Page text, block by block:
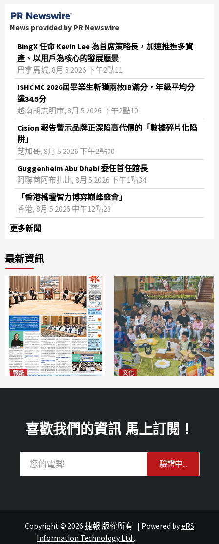
News provided by PR Newswire
BingX 任命 Kevin Lee 為首席策略長，加速推進多資
產、以用戶為核心的發展願景
巴拿馬城, 8月 5 2026 下午2點11
ISHCMC 2026屆畢業生斬獲兩枚IB滿分，年級平均分
達34.5分
越南胡志明市, 8月 5 2026 下午2點10
Cision 報告警示品牌正深陷高代價的「數據碎片化陷
阱」
芝加哥, 8月 5 2026 下午2點00
Guggenheim Abu Dhabi 委任首任館長
阿聯酋阿布扎比, 8月 5 2026 下午1點34
「香港橋壇智力博弈巔峰盛會」
香港, 8月 5 2026 中午12點23
更多新聞
最新資訊
報紙 文化
旅遊
喜歡我們的資訊 馬上訂閱！
Copyright © 2026 捷報 版權所有 | Powered byeRS
Information Technology Ltd..